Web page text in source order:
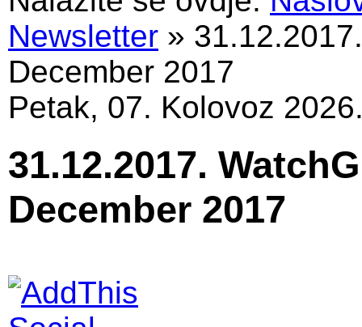
Newsletter »
December 2017
Petak, 07. Kolovoz
31.12.2017.
December 2017